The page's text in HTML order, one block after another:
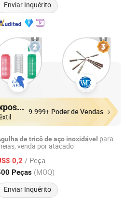
Enviar Inquérito
Principais Vendas Expositores 9.999+ Poder de Vendas
de tricôde aço inoxidável para
venda por atacado
0,2 / Peça
Peças (MOQ)
Enviar Inquérito
Export Co., Ltd.
Desde 2007